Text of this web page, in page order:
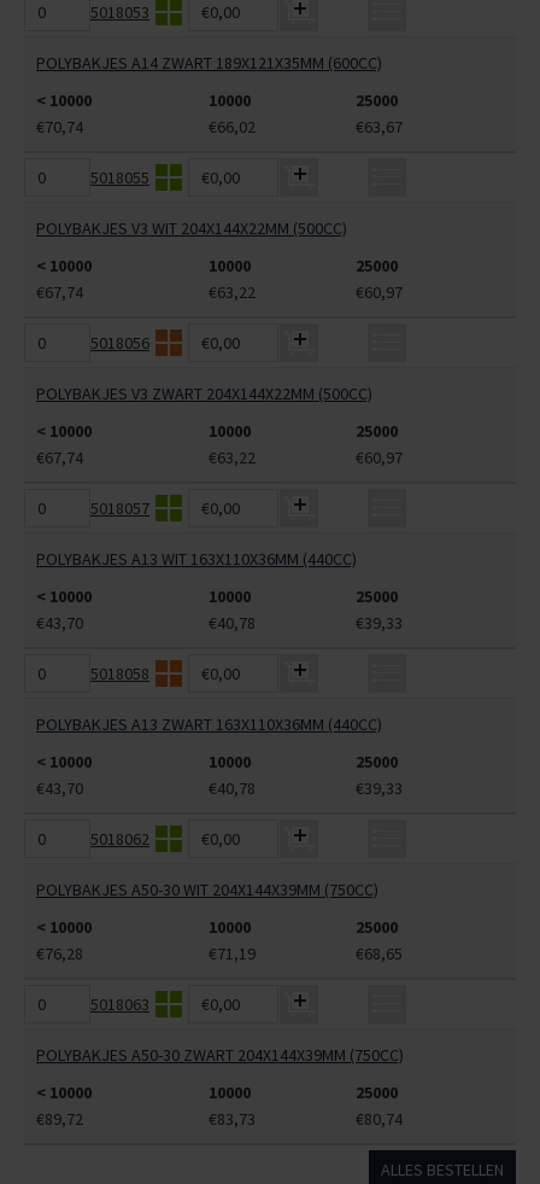
5018053 €0,00
POLYBAKJES A14 ZWART 189X121X35MM (600CC)
< 10000
10000
25000
€70,74
€66,02 €63,67
5018055 €0,00
POLYBAKJES V3 WIT 204X144X22MM (500CC)
< 10000
10000
25000
€67,74
€63,22 €60,97
5018056 €0,00
POLYBAKJES V3 ZWART 204X144X22MM (500CC)
< 10000
10000
25000
€67,74
€63,22 €60,97
5018057 €0,00
POLYBAKJES A13 WIT 163X110X36MM (440CC)
< 10000
10000
25000
€43,70
€40,78 €39,33
5018058 €0,00
POLYBAKJES A13 ZWART 163X110X36MM (440CC)
< 10000
10000
25000
€43,70
€40,78 €39,33
5018062 €0,00
POLYBAKJES A50-30 WIT 204X144X39MM (750CC)
< 10000
10000
25000
€76,28
€71,19 €68,65
5018063 €0,00
POLYBAKJES A50-30 ZWART 204X144X39MM (750CC)
< 10000
10000
25000
€89,72
€83,73 €80,74
ALLES BESTELLEN